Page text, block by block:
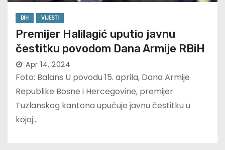
BIH VIJESTI
Premijer Halilagić uputio javnu
čestitku povodom Dana Armije RBiH
Apr 14, 2024
Foto: Balans U povodu 15. aprila, Dana Armije
Republike Bosne i Hercegovine, premijer
Tuzlanskog kantona upućuje javnu čestitku u
kojoj…